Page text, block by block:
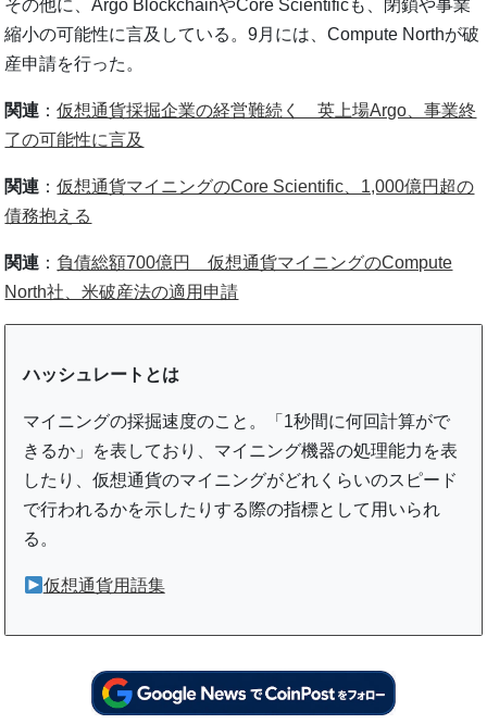
その他に、Argo BlockchainやCore Scientificも、閉鎖や事業
縮小の可能性に言及している。9月には、Compute Northが破
産申請を行った。
関連 ：仮想通貨採掘企業の経営難続く 英上場Argo、事業終
了の可能性に言及
関連 ：仮想通貨マイニングのCore Scientific、1,000億円超の
債務抱える
関連 ： 負債総額700億円 仮想通貨マイニングのCompute
North社、米破産法の適用申請
ハッシュレートとは
マイニングの採掘速度のこと。「1秒間に何回計算がで
きるか」を表しており、マイニング機器の処理能力を表
したり、仮想通貨のマイニングがどれくらいのスピード
で行われるかを示したりする際の指標として用いられ
る。
仮想通貨用語集